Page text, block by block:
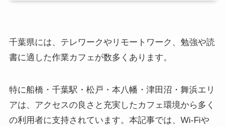
千葉県には、テレワークやリモートワーク、勉強や読
書に適した作業カフェが数多くあります。
特に船橋・千葉駅・松戸・本八幡・津田沼・舞浜エリ
アは、アクセスの良さと充実したカフェ環境から多く
の利用者に支持されています。本記事では、Wi-Fiや